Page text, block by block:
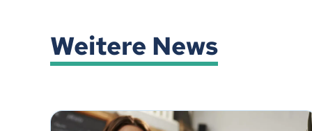
Weitere News